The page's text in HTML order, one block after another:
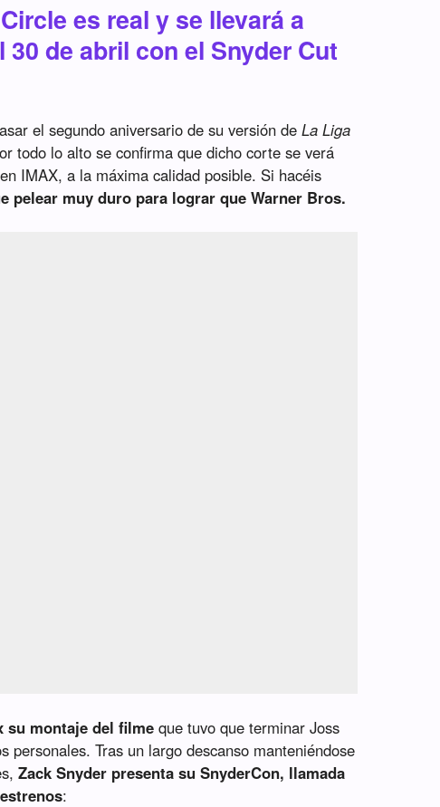
es real y se llevará a
30 de abril con el Snyder Cut
el segundo aniversario de su versión deLa Liga
todo lo alto se confirma que dicho corte se verá
IMAX, a la máxima calidad posible. Si hacéis
pelear muy duro para lograr que Warner Bros.
su montaje del filme que tuvo que terminar Joss
personales. Tras un largo descanso manteniéndose
Zack Snyder presenta su SnyderCon, llamada
: